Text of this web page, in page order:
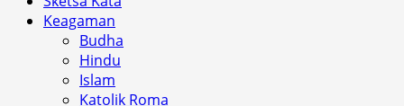
Keagaman
Budha
Hindu
Islam
Katolik Roma